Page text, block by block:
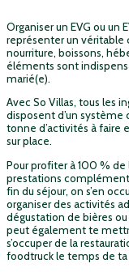
Organiser un EVG ou un
représenter un véritable
nourriture, boissons,
éléments sont
marié(e).
Avec So Villas, tous les
disposent d’un système
tonne d’activités à faire
sur place.
Pour profiter à 100 % de
prestations
fin du séjour, on s’en
organiser des activités
dégustation de bières
peut également te
s’occuper de la
foodtruck le temps de ta